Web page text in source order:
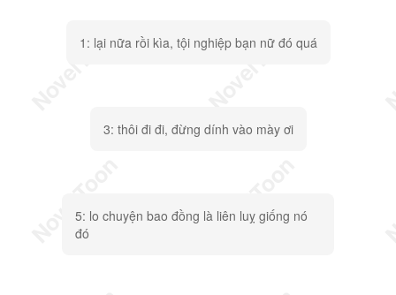
1: lại nữa rồi kìa, tội nghiệp bạn nữ đó quá
3: thôi đi đi, đừng dính vào mày ơi
5: lo chuyện bao đồng là liên luỵ giống nó
đó